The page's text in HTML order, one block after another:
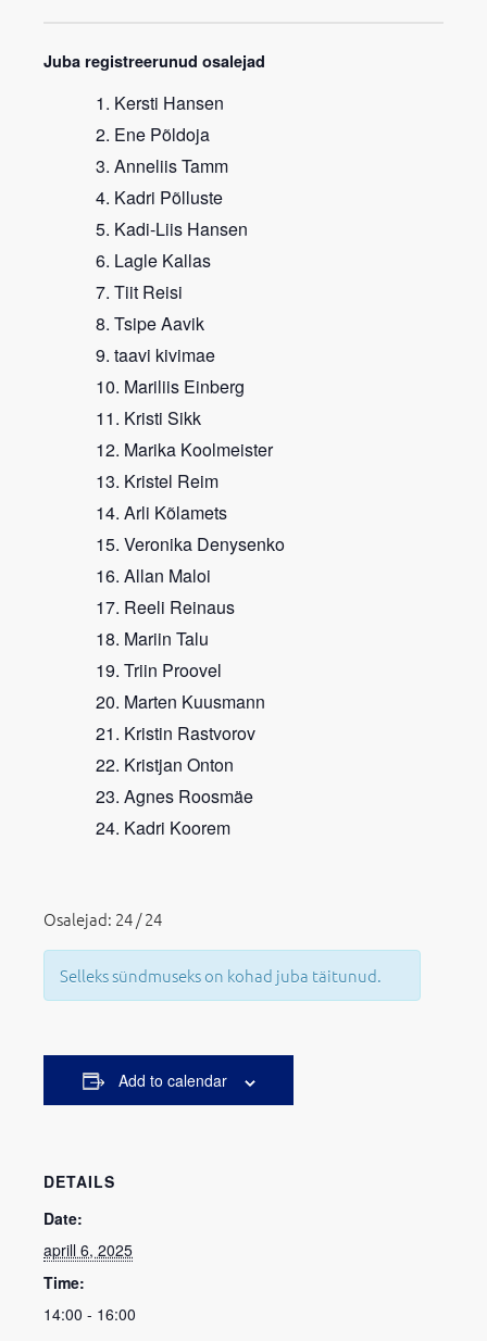
Juba registreerunud osalejad
Kersti Hansen
Ene Põldoja
Anneliis Tamm
Kadri Põlluste
Kadi-Liis Hansen
Lagle Kallas
Tiit Reisi
Tsipe Aavik
taavi kivimae
Mariliis Einberg
Kristi Sikk
Marika Koolmeister
Kristel Reim
Arli Kõlamets
Veronika Denysenko
Allan Maloi
Reeli Reinaus
Mariin Talu
Triin Proovel
Marten Kuusmann
Kristin Rastvorov
Kristjan Onton
Agnes Roosmäe
Kadri Koorem
Osalejad: 24 / 24
Selleks sündmuseks on kohad juba täitunud.
Add to calendar
DETAILS
Date:
aprill 6, 2025
Time:
14:00 - 16:00